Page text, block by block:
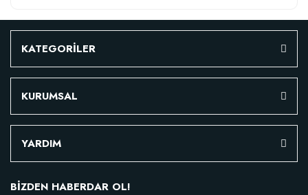
136,86 TL
KATEGORİLER
KURUMSAL
YARDIM
BİZDEN HABERDAR OL!